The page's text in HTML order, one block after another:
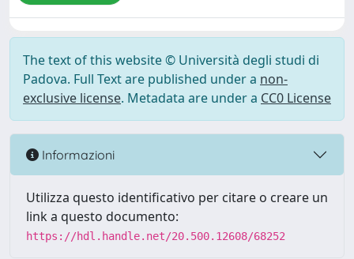
The text of this website © Università degli studi di
Padova. Full Text are published under a non-
exclusive license. Metadata are under a CC0 License
Informazioni
Utilizza questo identificativo per citare o creare un
link a questo documento:
https://hdl.handle.net/20.500.12608/68252